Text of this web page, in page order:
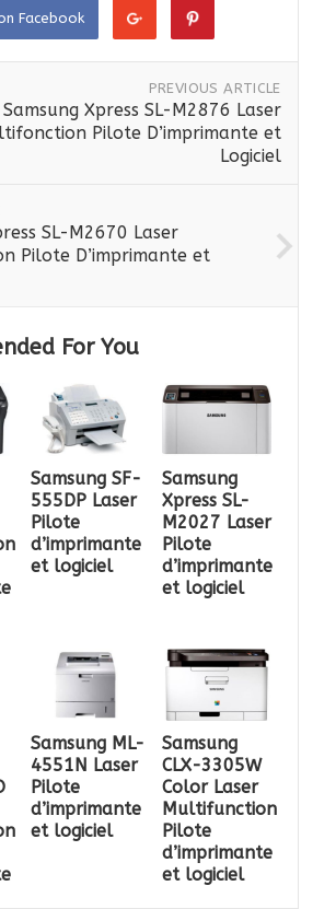
Facebook
PREVIOUS ARTICLE
Samsung Xpress SL-M2876 Laser
Pilote D’imprimante et
Logiciel
SL-M2670 Laser
Pilote D’imprimante et
For You
Samsung SF-
555DP Laser
Pilote
d’imprimante
et logiciel
Samsung
Xpress SL-
M2027 Laser
Pilote
d’imprimante
et logiciel
Samsung ML-
4551N Laser
Pilote
d’imprimante
et logiciel
Samsung
CLX-3305W
Color Laser
Multifunction
Pilote
d’imprimante
et logiciel